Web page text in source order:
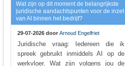
Wat zijn op dit moment de belangrijkste
juridische aandachtspunten voor de inzet
van AI binnen het bedrijf?
29-07-2026 door Arnoud Engelfriet
Juridische vraag: Iedereen die ik
spreek gebruikt inmiddels AI op de
werkvloer. Wat zijn volgens jou de